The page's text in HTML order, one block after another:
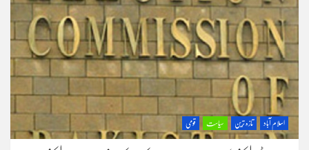
اسلام آباد تازہ ترین سیاست قومی